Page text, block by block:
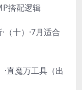
搭配逻辑
（十）·7月适合
·直魔万工具（出